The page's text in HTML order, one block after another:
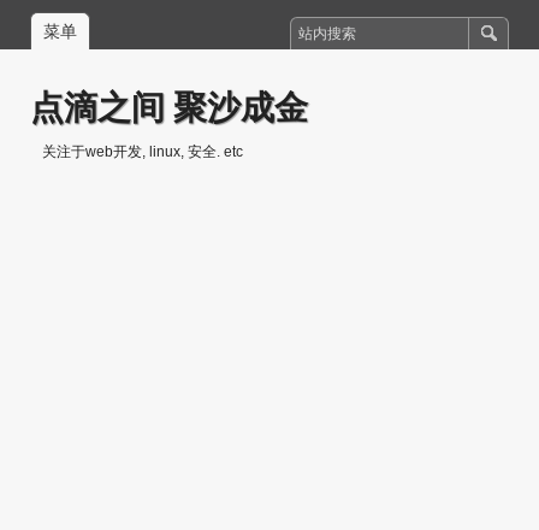
菜单
点滴之间 聚沙成金
关注于web开发, linux, 安全. etc